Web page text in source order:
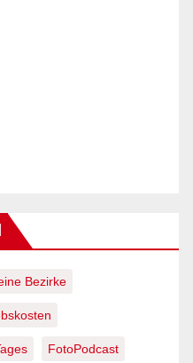
Bezirke
FotoPodcast